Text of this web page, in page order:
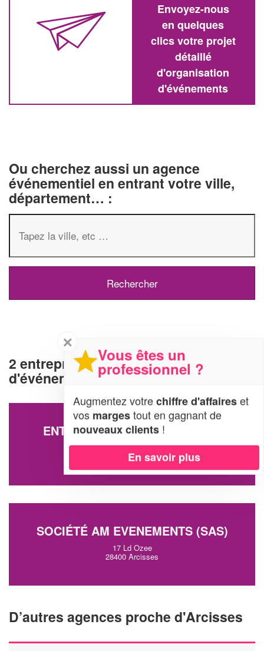
Envoyez-nous
en quelques
clics votre projet
détaillé
d'organisation
d'événements
Ou cherchez aussi un agence
événementiel en entrant votre ville,
département… :
2 entreprises d'organisation
d'événements à Arcisses (28400)
ENTREPRISE DUBOIS NICOLAS
1 Rue Des Tuiliers - La Poterie
28400 Arcisses
SOCIÉTÉ AM EVENEMENTS (SAS)
17 Ld Ozee
28400 Arcisses
D’autres agences proche d'Arcisses
✕
Vous êtes un
professionnel ?
Augmentez votrechiffre d'affaireset
vos margestout en gagnant de
nouveaux clients !
En savoir plus